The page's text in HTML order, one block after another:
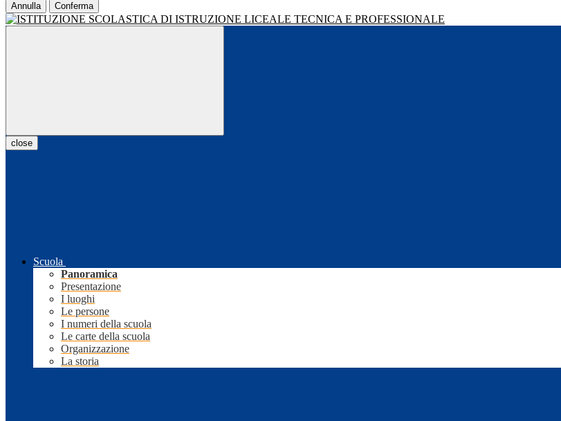
Annulla Conferma
close
Scuola
Panoramica
Presentazione
I luoghi
Le persone
I numeri della scuola
Le carte della scuola
Organizzazione
La storia